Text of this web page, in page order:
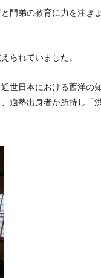
門弟の教育に力を注ぎま
られていました。
世日本における西洋の
適塾出身者が所持し「